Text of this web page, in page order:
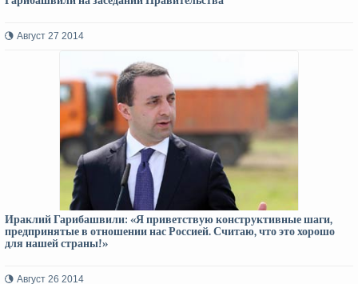
Август 27 2014
Ираклий Гарибашвили: «Я приветствую конструктивные шаги,
предпринятые в отношении нас Россией. Считаю, что это хорошо
для нашей страны!»
Август 26 2014